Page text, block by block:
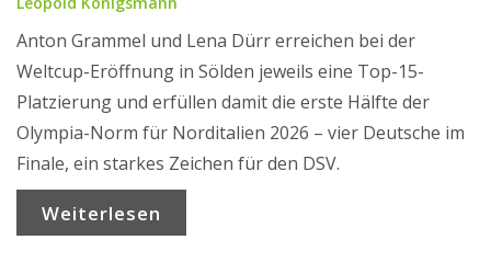
Anton Grammel und Lena Dürr erreichen bei der
Weltcup-Eröffnung in Sölden jeweils eine Top-15-
Platzierung und erfüllen damit die erste Hälfte der
Olympia-Norm für Norditalien 2026 – vier Deutsche im
Finale, ein starkes Zeichen für den DSV.
Weiterlesen